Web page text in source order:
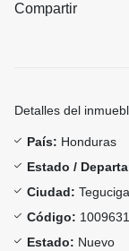
Compartir
Detalles del
País: Honduras
Estado /
Ciudad:
Código:
Estado: Nuevo